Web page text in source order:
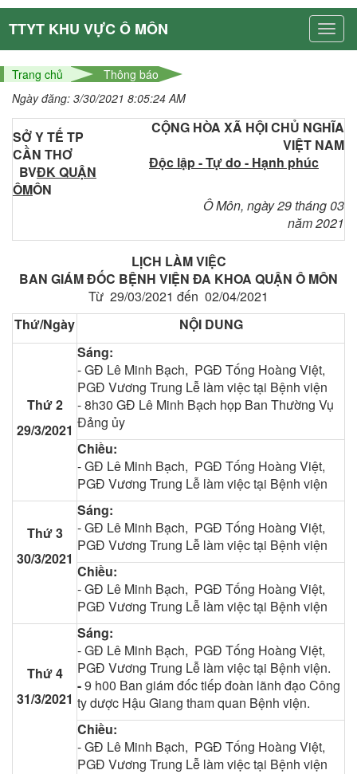
TTYT KHU VỰC Ô MÔN
Trang chủ
Thông báo
Ngày đăng: 3/30/2021 8:05:24 AM
SỞ Y TẾ TP
CẦN THƠ
BVĐK QUẬN
ÔMÔN
CỘNG HÒA XÃ HỘI CHỦ NGHĨA
VIỆT NAM
Độc lập - Tự do - Hạnh phúc
Ô Môn, ngày 29 tháng 03
năm 2021
LỊCH LÀM VIỆC
BAN GIÁM ĐỐC BỆNH VIỆN ĐA KHOA QUẬN Ô MÔN
Từ 29/03/2021 đến 02/04/2021
Thứ/Ngày
NỘI DUNG
Thứ 2
29/3/2021
Sáng:
- GĐ Lê Minh Bạch, PGĐ Tống Hoàng Việt,
PGĐ Vương Trung Lễ làm việc tại Bệnh viện
- 8h30 GĐ Lê Minh Bạch họp Ban Thường Vụ
Đảng ủy
Chiều:
- GĐ Lê Minh Bạch, PGĐ Tống Hoàng Việt,
PGĐ Vương Trung Lễ làm việc tại Bệnh viện
Thứ 3
30/3/2021
Sáng:
- GĐ Lê Minh Bạch, PGĐ Tống Hoàng Việt,
PGĐ Vương Trung Lễ làm việc tại Bệnh viện
Chiều:
- GĐ Lê Minh Bạch, PGĐ Tống Hoàng Việt,
PGĐ Vương Trung Lễ làm việc tại Bệnh viện
Thứ 4
31/3/2021
Sáng:
- GĐ Lê Minh Bạch, PGĐ Tống Hoàng Việt,
PGĐ Vương Trung Lễ làm việc tại Bệnh viện.
-9 h00 Ban giám đốc tiếp đoàn lãnh đạo Công
ty dược Hậu Giang tham quan Bệnh viện.
Chiều:
- GĐ Lê Minh Bạch, PGĐ Tống Hoàng Việt,
PGĐ Vương Trung Lễ làm việc tại Bệnh viện